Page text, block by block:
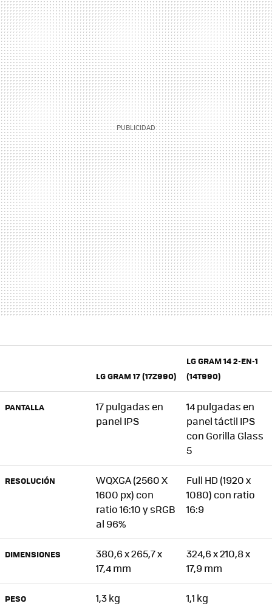
LG GRAM 17 (17Z990)
LG GRAM 14 2-EN-1
(14T990)
PANTALLA
17 pulgadas en
panel IPS
14 pulgadas en
panel táctil IPS
con Gorilla Glass
5
RESOLUCIÓN
WQXGA (2560 X
1600 px) con
ratio 16:10 y sRGB
al 96%
Full HD (1920 x
1080) con ratio
16:9
DIMENSIONES
380,6 x 265,7 x
17,4 mm
324,6 x 210,8 x
17,9 mm
PESO 1,3 kg 1,1 kg